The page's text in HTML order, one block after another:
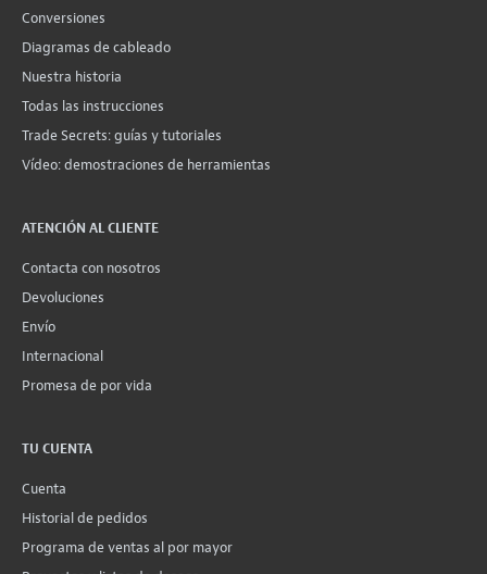
Conversiones
Diagramas de cableado
Nuestra historia
Todas las instrucciones
Trade Secrets: guías y tutoriales
Vídeo: demostraciones de herramientas
ATENCIÓN AL CLIENTE
Contacta con nosotros
Devoluciones
Envío
Internacional
Promesa de por vida
TU CUENTA
Cuenta
Historial de pedidos
Programa de ventas al por mayor